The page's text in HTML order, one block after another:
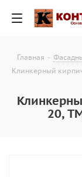
Главная -
Клинкерный
20,